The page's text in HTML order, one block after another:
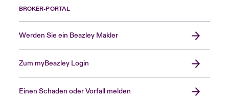
BROKER-PORTAL
Werden Sie ein Beazley Makler
Zum myBeazley Login
Einen Schaden oder Vorfall melden